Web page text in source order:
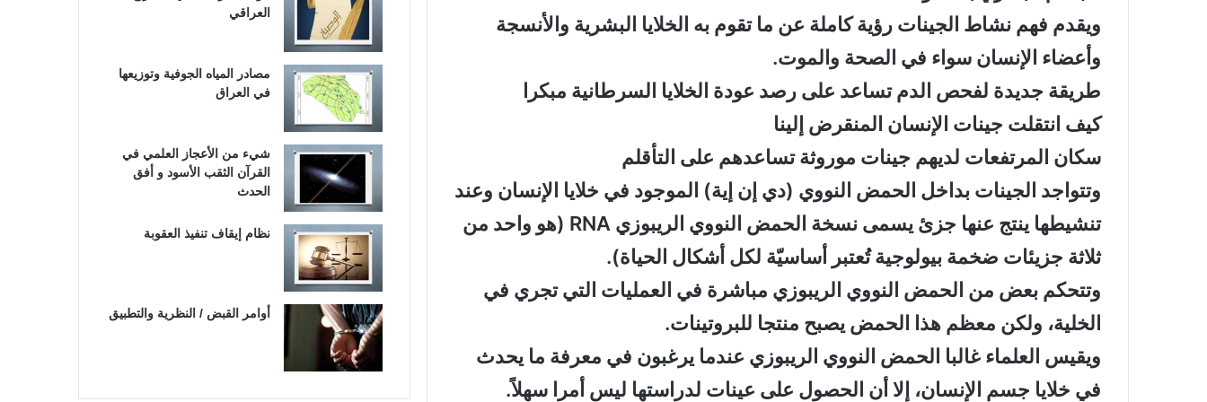
ويقدم فهم نشاط الجينات رؤية كاملة عن ما تقوم به الخلايا البشرية والأنسجة
وأعضاء الإنسان سواء في الصحة والموت.
طريقة جديدة لفحص الدم تساعد على رصد عودة الخلايا السرطانية مبكرا
كيف انتقلت جينات الإنسان المنقرض إلينا
سكان المرتفعات لديهم جينات موروثة تساعدهم على التأقلم
وتتواجد الجينات بداخل الحمض النووي (دي إن إية) الموجود في خلايا الإنسان وعند
تنشيطها ينتج عنها جزئ يسمى نسخة الحمض النووي الريبوزي RNA (هو واحد من
ثلاثة جزيئات ضخمة بيولوجية تُعتبر أساسيّة لكل أشكال الحياة).
وتتحكم بعض من الحمض النووي الريبوزي مباشرة في العمليات التي تجري في
الخلية، ولكن معظم هذا الحمض يصبح منتجا للبروتينات.
ويقيس العلماء غالبا الحمض النووي الريبوزي عندما يرغبون في معرفة ما يحدث
في خلايا جسم الإنسان، إلا أن الحصول على عينات لدراستها ليس أمرا سهلاً.
العراقي
مصادر المياه الجوفية وتوزيعها
في العراق
شيء من الأعجاز العلمي في
القرآن الثقب الأسود و أفق
الحدث
نظام إيقاف تنفيذ العقوبة
أوامر القبض / النظرية والتطبيق